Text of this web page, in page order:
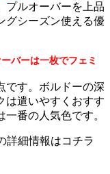
プルオーバーを上品
グシーズン使える優
バーは一枚でフェミ
です。ボルドーの深
は遣いやすくおすす
番の人気色です。
詳細情報はコチラ